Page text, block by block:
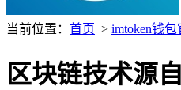
当前位置： 首页 > imtoken钱包
区块链技术源